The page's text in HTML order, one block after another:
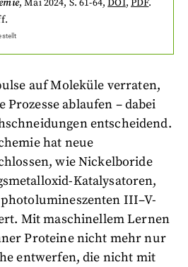
,Mai 2024, S. 61-64,DOI,PDF.
auf Moleküle verraten,
ablaufen – dabei
entscheidend.
hat neue
wie Nickelboride
Katalysatoren,
III–V-
Mit maschinellem Lernen
Proteine nicht mehr nur
entwerfen, die nicht mit